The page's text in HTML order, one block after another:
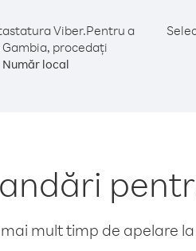
Viber.Pentru a
procedați
Număr local
mult timp de apelare